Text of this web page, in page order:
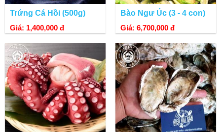
Trứng Cá Hồi (500g)
Giá: 1,400,000 đ
Bào Ngư Úc (3 - 4 con)
Giá: 6,700,000 đ